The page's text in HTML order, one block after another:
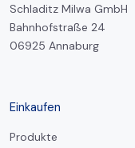
Schladitz Milwa GmbH
Bahnhofstraße 24
06925 Annaburg
Einkaufen
Produkte